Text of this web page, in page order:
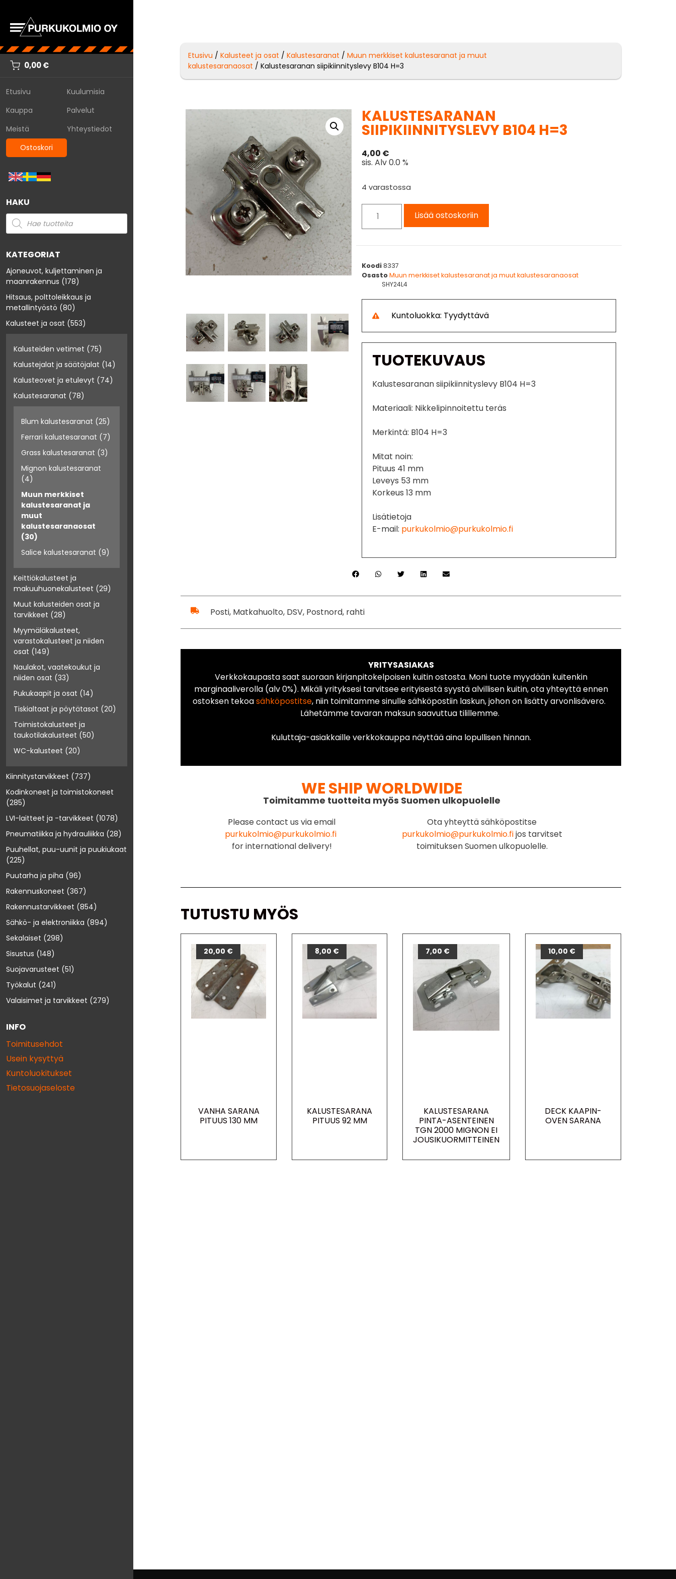
0,00€
Etusivu
Kuulumisia
Kauppa
Palvelut
Meistä
Yhteystiedot
Ostoskori
HAKU
KATEGORIAT
Ajoneuvot, kuljettaminen ja
maanrakennus (178)
Hitsaus, polttoleikkaus ja
metallintyöstö (80)
Kalusteet ja osat (553)
Kalusteiden vetimet (75)
Kalustejalat ja säätöjalat (14)
Kalusteovet ja etulevyt (74)
Kalustesaranat (78)
Blum kalustesaranat (25)
Ferrari kalustesaranat (7)
Grass kalustesaranat (3)
Mignon kalustesaranat
(4)
Muun merkkiset
kalustesaranat ja
muut
kalustesaranaosat
(30)
Salice kalustesaranat (9)
Keittiökalusteet ja
makuuhuonekalusteet (29)
Muut kalusteiden osat ja
tarvikkeet (28)
Myymäläkalusteet,
varastokalusteet ja niiden
osat (149)
Naulakot, vaatekoukut ja
niiden osat (33)
Pukukaapit ja osat (14)
Tiskialtaat ja pöytätasot (20)
Toimistokalusteet ja
taukotilakalusteet (50)
WC-kalusteet (20)
Kiinnitystarvikkeet (737)
Kodinkoneet ja toimistokoneet
(285)
LVI-laitteet ja -tarvikkeet (1078)
Pneumatiikka ja hydrauliikka (28)
Puuhellat, puu-uunit ja puukiukaat
(225)
Puutarha ja piha (96)
Rakennuskoneet (367)
Rakennustarvikkeet (854)
Sähkö- ja elektroniikka (894)
Sekalaiset (298)
Sisustus (148)
Suojavarusteet (51)
Työkalut (241)
Valaisimet ja tarvikkeet (279)
INFO
Toimitusehdot
Usein kysyttyä
Kuntoluokitukset
Tietosuojaseloste
Etusivu /Kalusteet ja osat /Kalustesaranat /Muun merkkiset kalustesaranat ja muut
kalustesaranaosat / Kalustesaranan siipikiinnityslevy B104 H=3
KALUSTESARANAN
SIIPIKIINNITYSLEVY B104 H=3
4,00 €
sis. Alv 0.0 %
4 varastossa
Lisää ostoskoriin
Koodi8337
Osasto Muun merkkiset kalustesaranat ja muut kalustesaranaosat
SHY24L4
Kuntoluokka: Tyydyttävä
TUOTEKUVAUS
Kalustesaranan siipikiinnityslevy B104 H=3
Materiaali: Nikkelipinnoitettu teräs
Merkintä: B104 H=3
Mitat noin:
Pituus 41 mm
Leveys 53 mm
Korkeus 13 mm
Lisätietoja
E-mail: purkukolmio@purkukolmio.fi
Posti, Matkahuolto, DSV, Postnord, rahti
YRITYSASIAKAS
Verkkokaupasta saat suoraan kirjanpitokelpoisen kuitin ostosta. Moni tuote myydään kuitenkin
marginaaliverolla (alv 0%). Mikäli yrityksesi tarvitsee erityisestä syystä alvillisen kuitin, ota yhteyttä ennen
ostoksen tekoasähköpostitse, niin toimitamme sinulle sähköpostiin laskun, johon on lisätty arvonlisävero.
Lähetämme tavaran maksun saavuttua tilillemme.
Kuluttaja-asiakkaille verkkokauppa näyttää aina lopullisen hinnan.
WE SHIP WORLDWIDE
Toimitamme tuotteita myös Suomen ulkopuolelle
Please contact us via email
purkukolmio@purkukolmio.fi
for international delivery!
Ota yhteyttä sähköpostitse
purkukolmio@purkukolmio.fijos tarvitset
toimituksen Suomen ulkopuolelle.
TUTUSTU MYÖS
VANHA SARANA
PITUUS 130 MM
20,00 €
KALUSTESARANA
PITUUS 92 MM
8,00 €
KALUSTESARANA
PINTA-ASENTEINEN
TGN 2000 MIGNON EI
JOUSIKUORMITTEINEN
7,00 €
DECK KAAPIN-
OVEN SARANA
10,00 €